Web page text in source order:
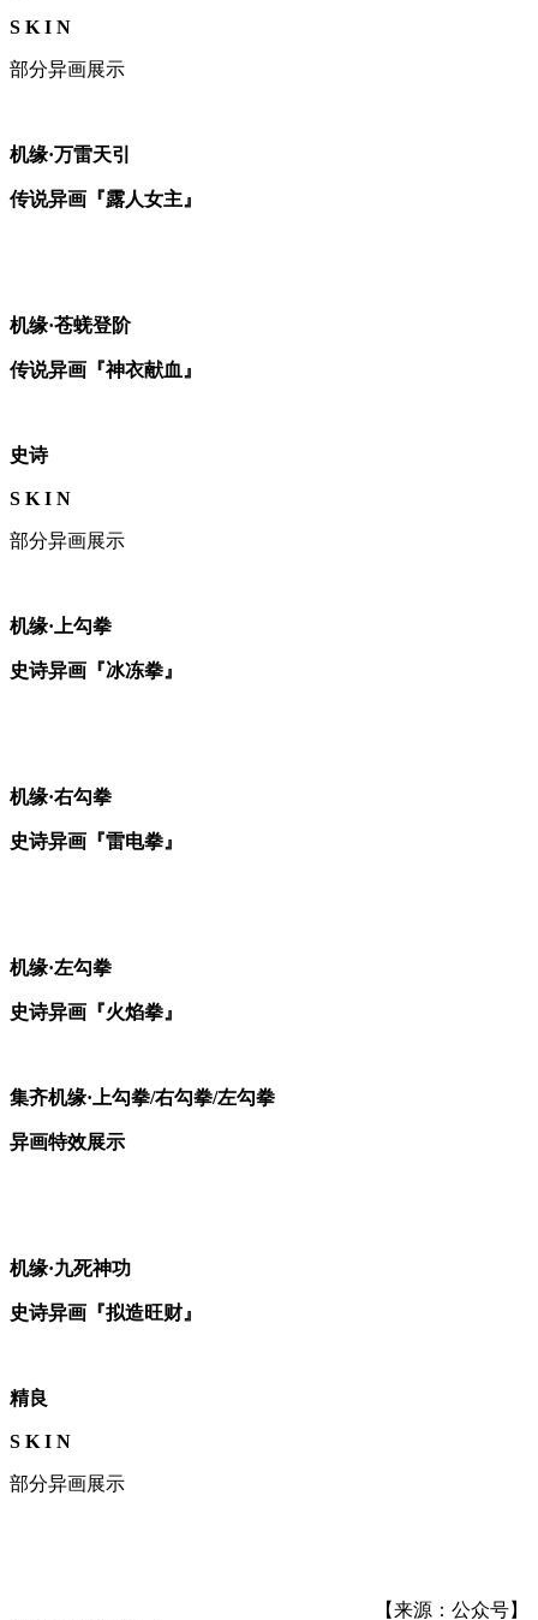
S K I N
部分异画展示
机缘·万雷天引
传说异画『露人女主』
机缘·苍蜣登阶
传说异画『神衣献血』
史诗
S K I N
部分异画展示
机缘·上勾拳
史诗异画『冰冻拳』
机缘·右勾拳
史诗异画『雷电拳』
机缘·左勾拳
史诗异画『火焰拳』
集齐机缘·上勾拳/右勾拳/左勾拳
异画特效展示
机缘·九死神功
史诗异画『拟造旺财』
精良
S K I N
部分异画展示
【来源：公众号】